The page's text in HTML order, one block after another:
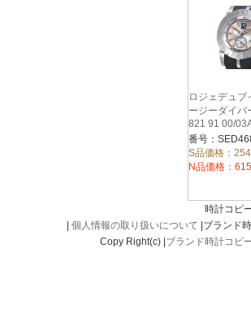
ロジェデュブ
ージーダイバ
821 91 00/
番号：
S品価格：
N品価格：
時計コピ
個人情報の取り扱いについて |ブランド
Copy Right(c) | ブランド時計コピ